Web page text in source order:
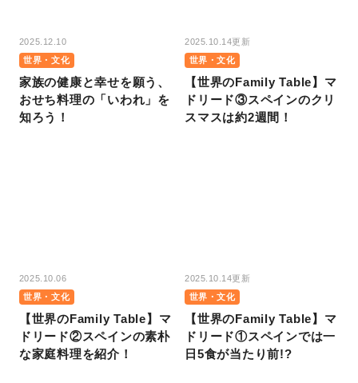
2025.12.10
世界・文化
家族の健康と幸せを願う、
おせち料理の「いわれ」を
知ろう！
2025.10.14更新
世界・文化
【世界のFamily Table】マ
ドリード③スペインのクリ
スマスは約2週間！
2025.10.06
世界・文化
【世界のFamily Table】マ
ドリード②スペインの素朴
な家庭料理を紹介！
2025.10.14更新
世界・文化
【世界のFamily Table】マ
ドリード①スペインでは一
日5食が当たり前!?